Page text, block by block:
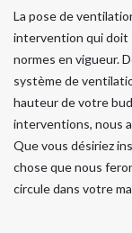
La pose de
intervention qui doit
normes en vigueur.
système de
hauteur de votre
interventions, nous
Que vous désiriez
chose que nous
circule dans votre